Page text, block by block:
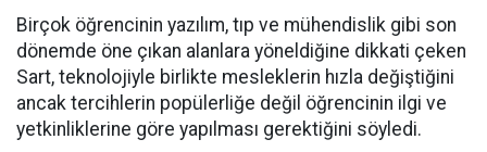
Birçok öğrencinin yazılım, tıp ve mühendislik gibi son
dönemde öne çıkan alanlara yöneldiğine dikkati çeken
Sart, teknolojiyle birlikte mesleklerin hızla değiştiğini
ancak tercihlerin popülerliğe değil öğrencinin ilgi ve
yetkinliklerine göre yapılması gerektiğini söyledi.